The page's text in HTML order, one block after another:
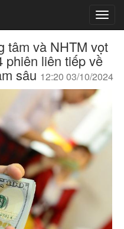
tâm và NHTM vọt
phiên liên tiếp về
sâu 12:20 03/10/2024